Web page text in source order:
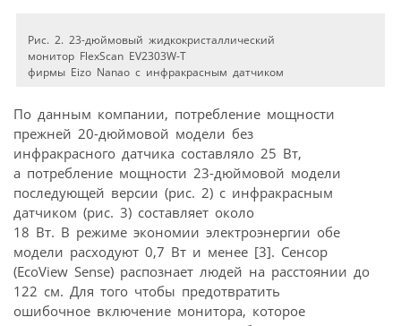
Рис. 2. 23-дюймовый жидкокристаллический
монитор FlexScan EV2303W-T
фирмы Eizo Nanao с инфракрасным датчиком
По данным компании, потребление мощности
прежней 20-дюймовой модели без
инфракрасного датчика составляло 25 Вт,
а потребление мощности 23-дюймовой модели
последующей версии (рис. 2) с инфракрасным
датчиком (рис. 3) составляет около
18 Вт. В режиме экономии электроэнергии обе
модели расходуют 0,7 Вт и менее [3]. Сенсор
(EcoView Sense) распознает людей на расстоянии до
122 см. Для того чтобы предотвратить
ошибочное включение монитора, которое